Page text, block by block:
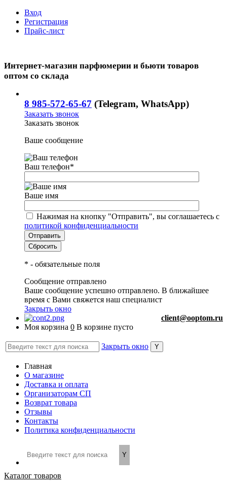
Вход
Регистрация
Прайс-лист
Интернет-магазин парфюмерии и бьюти товаров
оптом со склада
8 985-572-65-67 (Telegram, WhatsApp)
Заказать звонок
Заказать звонок
Ваше сообщение
Ваш телефон*
Ваше имя
Нажимая на кнопку "Отправить", вы соглашаетесь с
политикой конфиденциальности
* - обязательные поля
Сообщение отправлено
Ваше сообщение успешно отправлено. В ближайшее
время с Вами свяжется наш специалист
Закрыть окно
client@ooptom.ru
Моя корзина 0 В корзине пусто
Закрыть окно
Главная
О магазине
Доставка и оплата
Организаторам СП
Возврат товара
Отзывы
Контакты
Политика конфиденциальности
Каталог товаров